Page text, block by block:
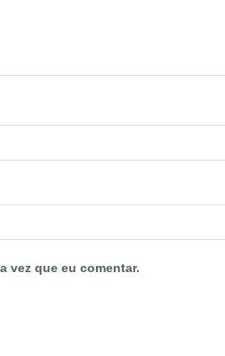
vez que eu comentar.